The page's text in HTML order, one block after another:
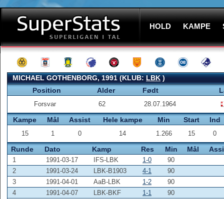
HOLD KAMPE
MICHAEL GOTHENBORG, 1991 (KLUB:LBK)
Position
Alder Født
Forsvar 62 28.07.1964
Kampe Mål Assist Hele kampe Min Start Ind
15 1 0 14 1.266 15 0
Runde Dato Kamp Res Min Mål
1 1991-03-17 IFS-LBK 1-0
90
2
1991-03-24 LBK-B1903 4-1
90
3
1991-04-01 AaB-LBK 1-2
90
4
1991-04-07 LBK-BKF 1-1
90